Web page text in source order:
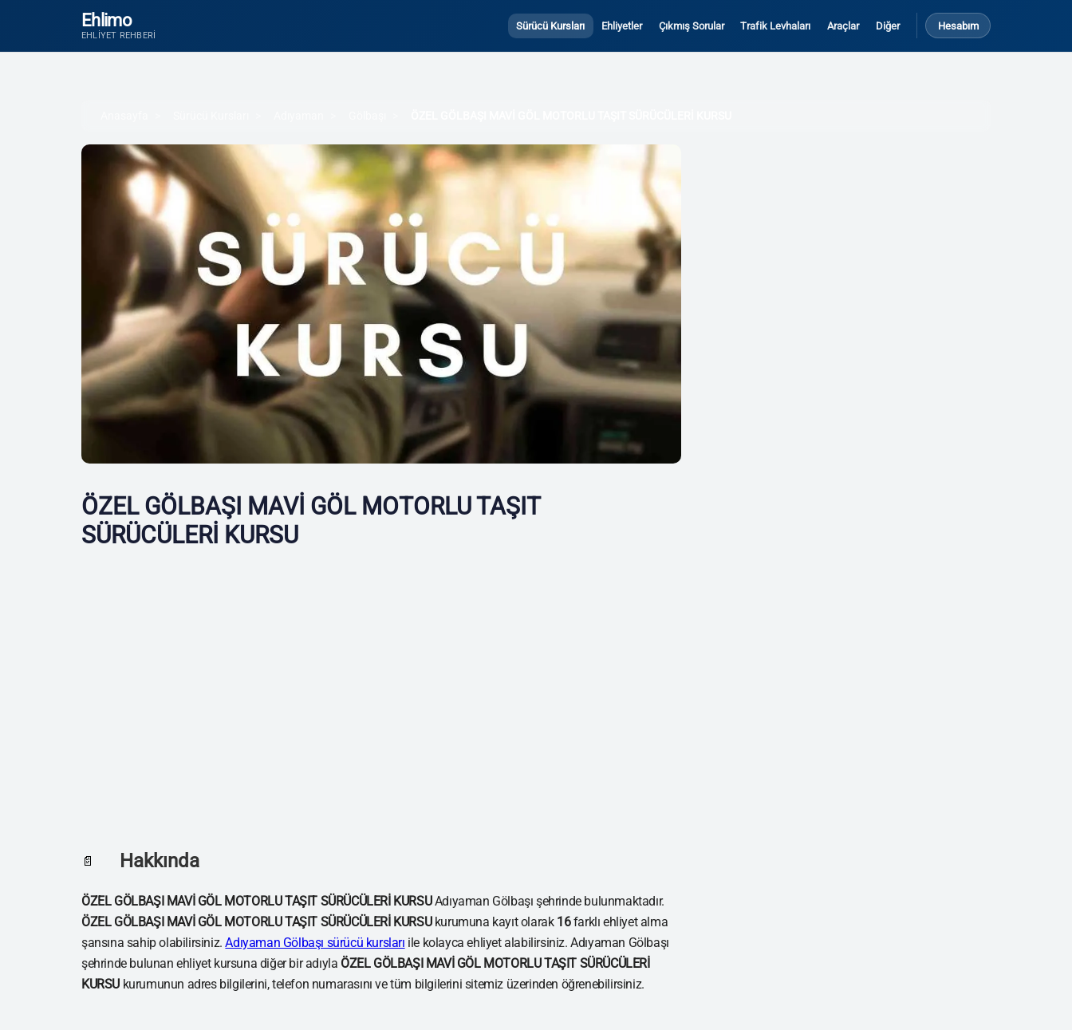
Ehlimo
EHLIYET REHBERI
Sürücü Kursları Ehliyetler Çıkmış Sorular Trafik Levhaları Araçlar Diğer Hesabım
ÖZEL GÖLBAŞI MAVİ GÖL MOTORLU TAŞIT
SÜRÜCÜLERİ KURSU
📄 Hakkında
ÖZEL GÖLBAŞI MAVİ GÖL MOTORLU TAŞIT SÜRÜCÜLERİ KURSUAdıyaman Gölbaşı şehrinde bulunmaktadır.
ÖZEL GÖLBAŞI MAVİ GÖL MOTORLU TAŞIT SÜRÜCÜLERİ KURSUkurumuna kayıt olarak 16farklı ehliyet alma
şansına sahip olabilirsiniz.Adıyaman Gölbaşı sürücü kursları ile kolayca ehliyet alabilirsiniz. Adıyaman Gölbaşı
şehrinde bulunan ehliyet kursuna diğer bir adıyla ÖZEL GÖLBAŞI MAVİ GÖL MOTORLU TAŞIT SÜRÜCÜLERİ
KURSU kurumunun adres bilgilerini, telefon numarasını ve tüm bilgilerini sitemiz üzerinden öğrenebilirsiniz.